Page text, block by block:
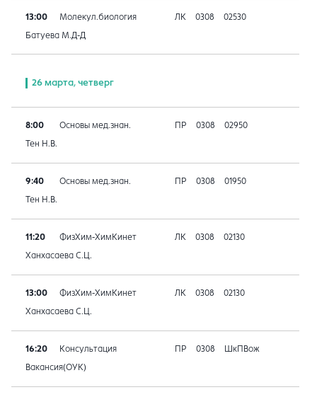
13:00 Молекул.биология ЛК 0308 02530
Батуева М.Д-Д
26 марта, четверг
8:00 Основы мед.знан. ПР 0308 02950
Тен Н.В.
9:40 Основы мед.знан. ПР 0308 01950
Тен Н.В.
11:20 ФизХим-ХимКинет ЛК 0308 02130
Ханхасаева С.Ц.
13:00 ФизХим-ХимКинет ЛК 0308 02130
Ханхасаева С.Ц.
16:20 Консультация ПР 0308 ШкПВож
Вакансия(ОУК)